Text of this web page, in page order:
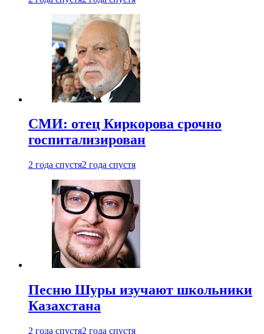
СМИ: отец Киркорова срочно
госпитализирован
2 года спустя2 года спустя
Песню Шуры изучают школьники
Казахстана
2 года спустя2 года спустя